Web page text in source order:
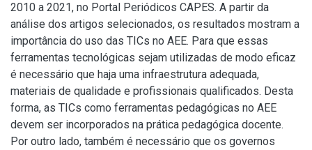
2010 a 2021, no Portal Periódicos CAPES. A partir da
análise dos artigos selecionados, os resultados mostram a
importância do uso das TICs no AEE. Para que essas
ferramentas tecnológicas sejam utilizadas de modo eficaz
é necessário que haja uma infraestrutura adequada,
materiais de qualidade e profissionais qualificados. Desta
forma, as TICs como ferramentas pedagógicas no AEE
devem ser incorporados na prática pedagógica docente.
Por outro lado, também é necessário que os governos